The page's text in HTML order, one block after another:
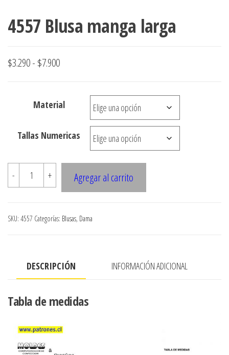
4557 Blusa manga larga
$3.290- $7.900Rango
desde
$3.290
$7.900
Material
Tallas Numericas
-
4557
cantidad
+ Agregar al carrito
SKU: 4557 Categorías: Blusas, Dama
DESCRIPCIÓN INFORMACIÓN ADICIONAL
Tabla de medidas